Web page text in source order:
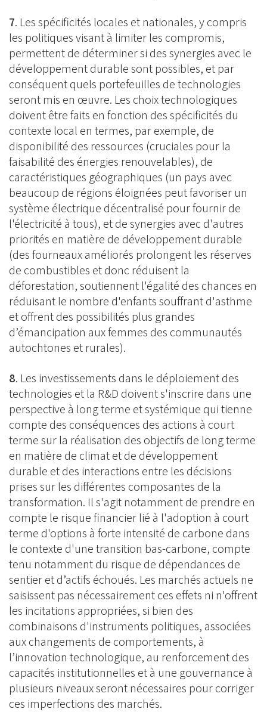
7. Les spécificités locales et nationales, y compris
les politiques visant à limiter les compromis,
permettent de déterminer si des synergies avec le
développement durable sont possibles, et par
conséquent quels portefeuilles de technologies
seront mis en œuvre. Les choix technologiques
doivent être faits en fonction des spécificités du
contexte local en termes, par exemple, de
disponibilité des ressources (cruciales pour la
faisabilité des énergies renouvelables), de
caractéristiques géographiques (un pays avec
beaucoup de régions éloignées peut favoriser un
système électrique décentralisé pour fournir de
l'électricité à tous), et de synergies avec d'autres
priorités en matière de développement durable
(des fourneaux améliorés prolongent les réserves
de combustibles et donc réduisent la
déforestation, soutiennent l'égalité des chances en
réduisant le nombre d'enfants souffrant d'asthme
et offrent des possibilités plus grandes
d’émancipation aux femmes des communautés
autochtones et rurales).
8. Les investissements dans le déploiement des
technologies et la R&D doivent s'inscrire dans une
perspective à long terme et systémique qui tienne
compte des conséquences des actions à court
terme sur la réalisation des objectifs de long terme
en matière de climat et de développement
durable et des interactions entre les décisions
prises sur les différentes composantes de la
transformation. Il s'agit notamment de prendre en
compte le risque financier lié à l'adoption à court
terme d'options à forte intensité de carbone dans
le contexte d'une transition bas-carbone, compte
tenu notamment du risque de dépendances de
sentier et d’actifs échoués. Les marchés actuels ne
saisissent pas nécessairement ces effets ni n'offrent
les incitations appropriées, si bien des
combinaisons d'instruments politiques, associées
aux changements de comportements, à
l’innovation technologique, au renforcement des
capacités institutionnelles et à une gouvernance à
plusieurs niveaux seront nécessaires pour corriger
ces imperfections des marchés.